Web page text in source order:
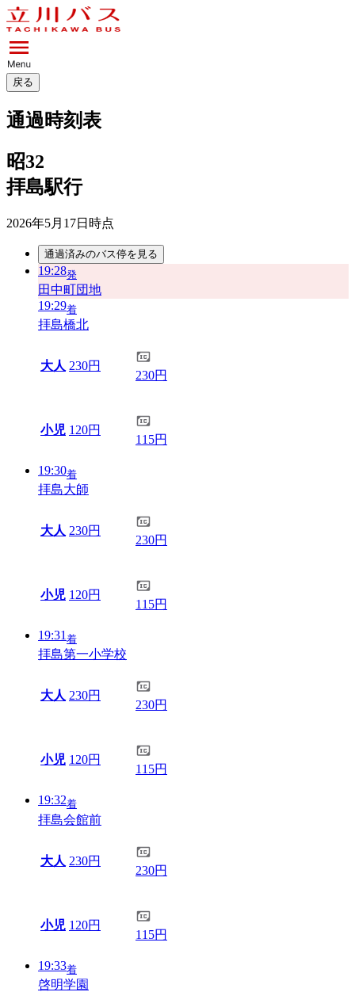
戻る
通過時刻表
昭32
拝島駅行
2026年5月17日 時点
通過済みのバス停を見る
19:28発
田中町団地
19:29着
拝島橋北
大人 230円
230円
小児 120円
115円
19:30着
拝島大師
大人 230円
230円
小児 120円
115円
19:31 着
拝島第一小学校
大人 230円
230円
小児 120円
115円
19:32着
拝島会館前
大人 230円
230円
小児 120円
115円
19:33着
啓明学園